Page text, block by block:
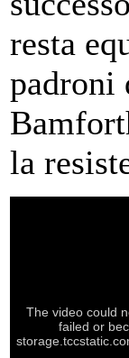
resta
padroni
la
The video could
failed or